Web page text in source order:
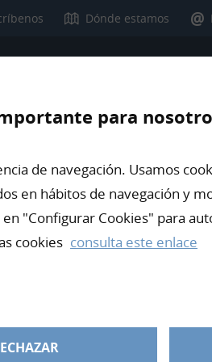
Dónde estamos
para
de navegación. Usamos
en hábitos de navegación y
"Configurar Cookies" para
cookies consulta este enlace